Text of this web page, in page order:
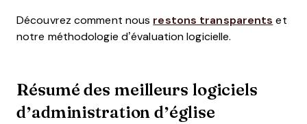
Découvrez comment nous restons transparents et
notre méthodologie d’évaluation logicielle.
Résumé des meilleurs logiciels
d’administration d’église